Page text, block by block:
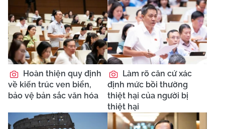
Hoàn thiện quy định
về kiến trúc ven biển,
bảo vệ bản sắc văn hóa
Làm rõ căn cứ xác
định mức bồi thường
thiệt hại của người bị
thiệt hại